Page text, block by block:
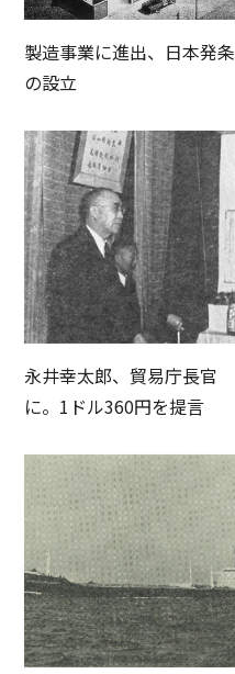
製造事業に進出、日本発条
の設立
永井幸太郎、貿易庁長官
に。1ドル360円を提言